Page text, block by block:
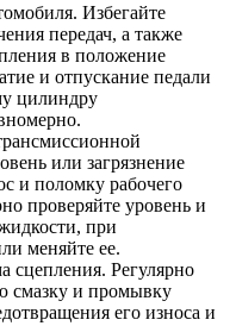
Избегайте
передач, а также
в положение
и отпускание педали
цилиндру
или загрязнение
и поломку рабочего
проверяйте уровень и
при
меняйте ее.
сцепления. Регулярно
смазку и промывку
его износа и